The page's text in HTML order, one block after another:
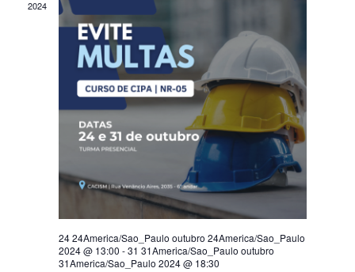
2024
24 24America/Sao_Paulo outubro 24America/Sao_Paulo
2024 @ 13:00 -31 31America/Sao_Paulo outubro
31America/Sao_Paulo 2024 @ 18:30